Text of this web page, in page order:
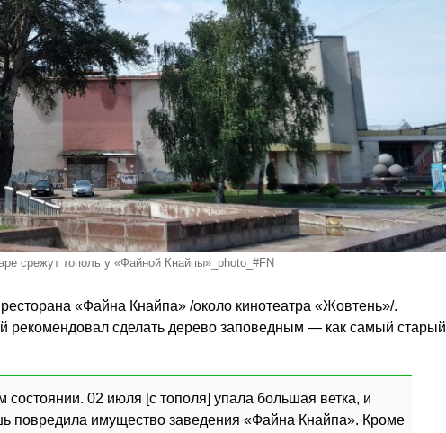
срежут тополь у «Файной Кнайпы»_photo_#FN
«Файна Кнайпа» /около кинотеатра «Жовтень»/.
рекомендовал сделать дерево заповедным — как самый старый
состоянии. 02 июля [с тополя] упала большая ветка, и
повредила имущество заведения «Файна Кнайпа». Кроме